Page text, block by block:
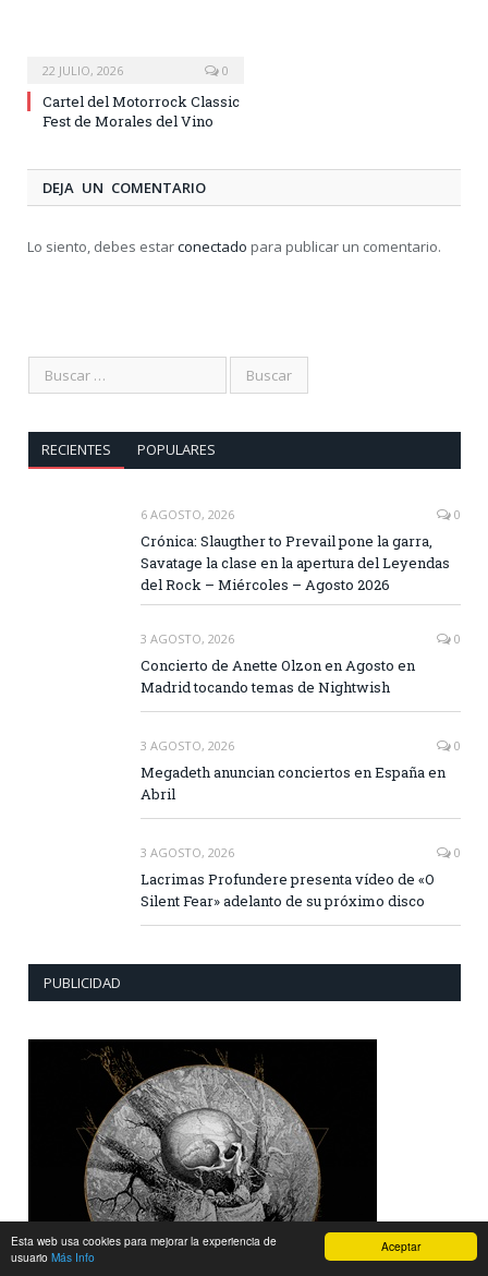
Aceptar
Esta web usa cookies para mejorar la experiencia de
usuario Más Info
22 JULIO, 2026 0
Cartel del Motorrock Classic
Fest de Morales del Vino
DEJA UN COMENTARIO
Lo siento, debes estarconectado para publicar un comentario.
RECIENTES POPULARES
6 AGOSTO, 2026 0
Crónica: Slaugther to Prevail pone la garra,
Savatage la clase en la apertura del Leyendas
del Rock – Miércoles – Agosto 2026
3 AGOSTO, 2026 0
Concierto de Anette Olzon en Agosto en
Madrid tocando temas de Nightwish
3 AGOSTO, 2026 0
Megadeth anuncian conciertos en España en
Abril
3 AGOSTO, 2026 0
Lacrimas Profundere presenta vídeo de «O
Silent Fear» adelanto de su próximo disco
PUBLICIDAD